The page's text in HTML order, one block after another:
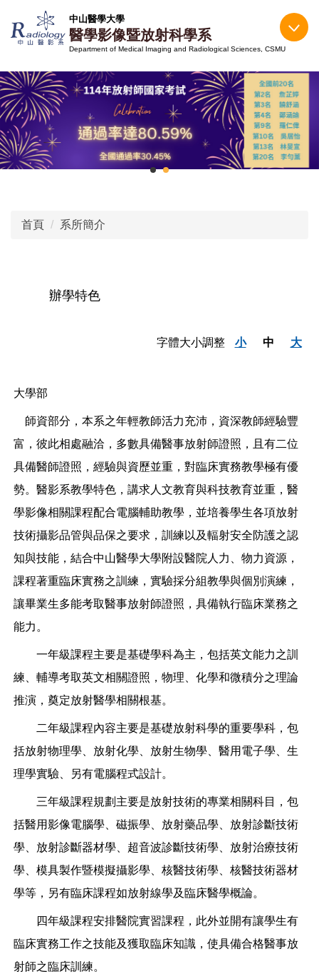
到
內
容
區
中山醫學大學
醫學影像暨放射科學系
Department of Medical Imaging and Radiological Sciences, CSMU
首頁 系所簡介
辦學特色
字體大小調整 小 中 大
大學部
師資部分，本系之年輕教師活力充沛，資深教師經驗豐
富，彼此相處融洽，多數具備醫事放射師證照，且有二位
具備醫師證照，經驗與資歷並重，對臨床實務教學極有優
勢。醫影系教學特色，講求人文教育與科技教育並重，醫
學影像相關課程配合電腦輔助教學，並培養學生各項放射
技術攝影品管與品保之要求，訓練以及輻射安全防護之認
知與技能，結合中山醫學大學附設醫院人力、物力資源，
課程著重臨床實務之訓練，實驗採分組教學與個別演練，
讓畢業生多能考取醫事放射師證照，具備執行臨床業務之
能力。
一年級課程主要是基礎學科為主，包括英文能力之訓
練、輔導考取英文相關證照，物理、化學和微積分之理論
推演，奠定放射醫學相關根基。
二年級課程內容主要是基礎放射科學的重要學科，包
括放射物理學、放射化學、放射生物學、醫用電子學、生
理學實驗、另有電腦程式設計。
三年級課程規劃主要是放射技術的專業相關科目，包
括醫用影像電腦學、磁振學、放射藥品學、放射診斷技術
學、放射診斷器材學、超音波診斷技術學、放射治療技術
學、模具製作暨模擬攝影學、核醫技術學、核醫技術器材
學等，另有臨床課程如放射線學及臨床醫學概論。
四年級課程安排醫院實習課程，此外並開有讓學生有
臨床實務工作之技能及獲取臨床知識，使具備合格醫事放
射師之臨床訓練。